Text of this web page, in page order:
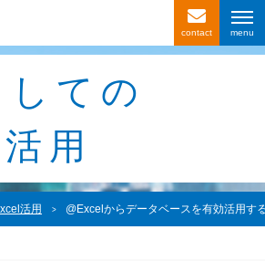
contact
ての
用
活用 @Excelからデータベースを有効活用す